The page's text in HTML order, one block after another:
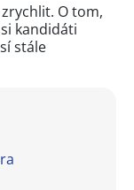
O tom,
kandidáti
stále